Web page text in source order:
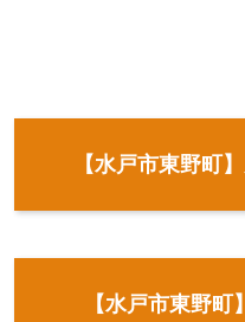
【水戸市東野町
【水戸市東野町